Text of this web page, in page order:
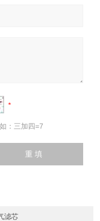
：三加四=7
滤芯